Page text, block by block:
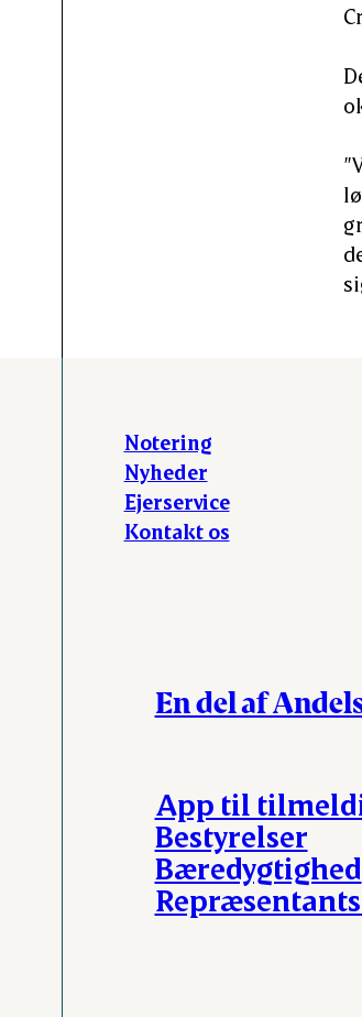
Notering
Nyheder
Ejerservice
Kontakt os
En del af
App til
Bestyrelser
Bæredygtighed